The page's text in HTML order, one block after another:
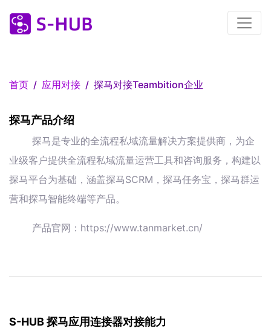
首页 应用对接 探马对接Teambition企业
探马产品介绍
探马是专业的全流程私域流量解决方案提供商，为企
业级客户提供全流程私域流量运营工具和咨询服务，构建以
探马平台为基础，涵盖探马SCRM，探马任务宝，探马群运
营和探马智能终端等产品。
产品官网：https://www.tanmarket.cn/
S-HUB 探马应用连接器对接能力